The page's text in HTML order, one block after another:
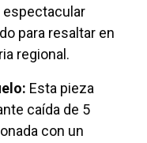
para resaltar en
regional.
Esta pieza
caída de 5
con un